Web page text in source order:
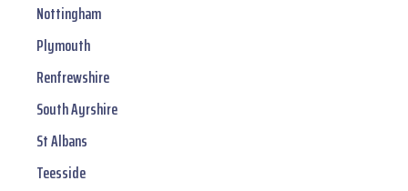
Nottingham
Plymouth
Renfrewshire
South Ayrshire
St Albans
Teesside